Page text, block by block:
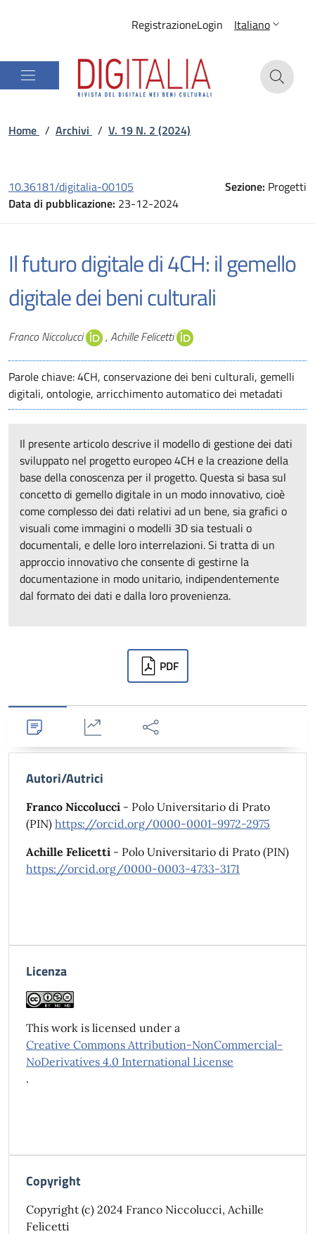
RegistrazioneLogin Italiano
Home / Archivi / V. 19 N. 2 (2024)
10.36181/digitalia-00105 Sezione: Progetti
Data di pubblicazione: 23-12-2024
Il futuro digitale di 4CH: il gemello
digitale dei beni culturali
Autori
Franco Niccolucci , Achille Felicetti
Parole chiave: 4CH, conservazione dei beni culturali, gemelli
digitali, ontologie, arricchimento automatico dei metadati
Il presente articolo descrive il modello di gestione dei dati
sviluppato nel progetto europeo 4CH e la creazione della
base della conoscenza per il progetto. Questa si basa sul
concetto di gemello digitale in un modo innovativo, cioè
come complesso dei dati relativi ad un bene, sia grafici o
visuali come immagini o modelli 3D sia testuali o
documentali, e delle loro interrelazioni. Si tratta di un
approccio innovativo che consente di gestirne la
documentazione in modo unitario, indipendentemente
dal formato dei dati e dalla loro provenienza.
PDF
Dettagli Statistiche Condividi
Autori/Autrici
Franco Niccolucci - Polo Universitario di Prato
(PIN) https://orcid.org/0000-0001-9972-2975
Achille Felicetti - Polo Universitario di Prato (PIN)
https://orcid.org/0000-0003-4733-3171
Licenza
This work is licensed under a
Creative Commons Attribution-NonCommercial-
NoDerivatives 4.0 International License
.
Copyright
Copyright (c) 2024 Franco Niccolucci, Achille
Felicetti